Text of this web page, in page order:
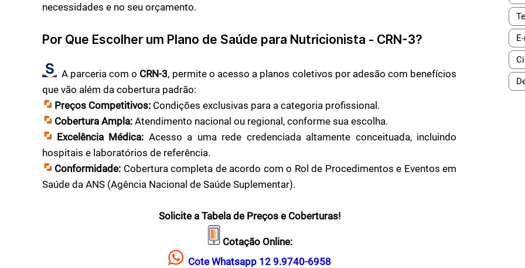
necessidades e no seu orçamento.
Por Que Escolher um Plano de Saúde para Nutricionista - CRN-3?
A parceria com o CRN-3, permite o acesso a planos coletivos por adesão com benefícios
que vão além da cobertura padrão:
Preços Competitivos: Condições exclusivas para a categoria profissional.
Cobertura Ampla: Atendimento nacional ou regional, conforme sua escolha.
Excelência Médica: Acesso a uma rede credenciada altamente conceituada, incluindo
hospitais e laboratórios de referência.
Conformidade: Cobertura completa de acordo com o Rol de Procedimentos e Eventos em
Saúde da ANS (Agência Nacional de Saúde Suplementar).
Solicite a Tabela de Preços e Coberturas!
Cotação Online:
Cote Whatsapp 12 9.9740-6958